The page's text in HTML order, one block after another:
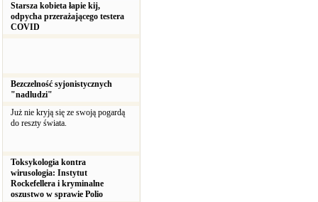
Starsza kobieta łapie kij,
odpycha przerażającego testera
COVID
Bezczelność syjonistycznych
"nadludzi"
Już nie kryją się ze swoją pogardą
do reszty świata.
Toksykologia kontra
wirusologia: Instytut
Rockefellera i kryminalne
oszustwo w sprawie Polio